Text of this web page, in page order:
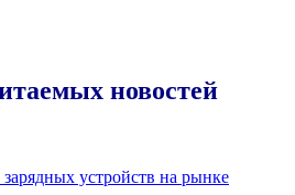
новостей
зарядных устройств на рынке